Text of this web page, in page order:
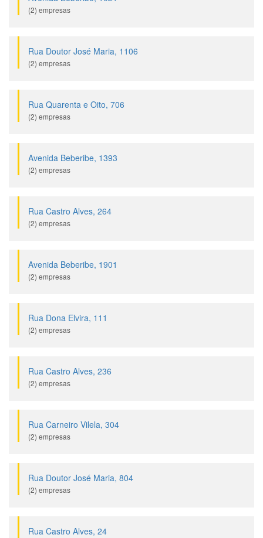
(2) empresas
Rua Doutor José Maria, 1106
(2) empresas
Rua Quarenta e Oito, 706
(2) empresas
Avenida Beberibe, 1393
(2) empresas
Rua Castro Alves, 264
(2) empresas
Avenida Beberibe, 1901
(2) empresas
Rua Dona Elvira, 111
(2) empresas
Rua Castro Alves, 236
(2) empresas
Rua Carneiro Vilela, 304
(2) empresas
Rua Doutor José Maria, 804
(2) empresas
Rua Castro Alves, 24